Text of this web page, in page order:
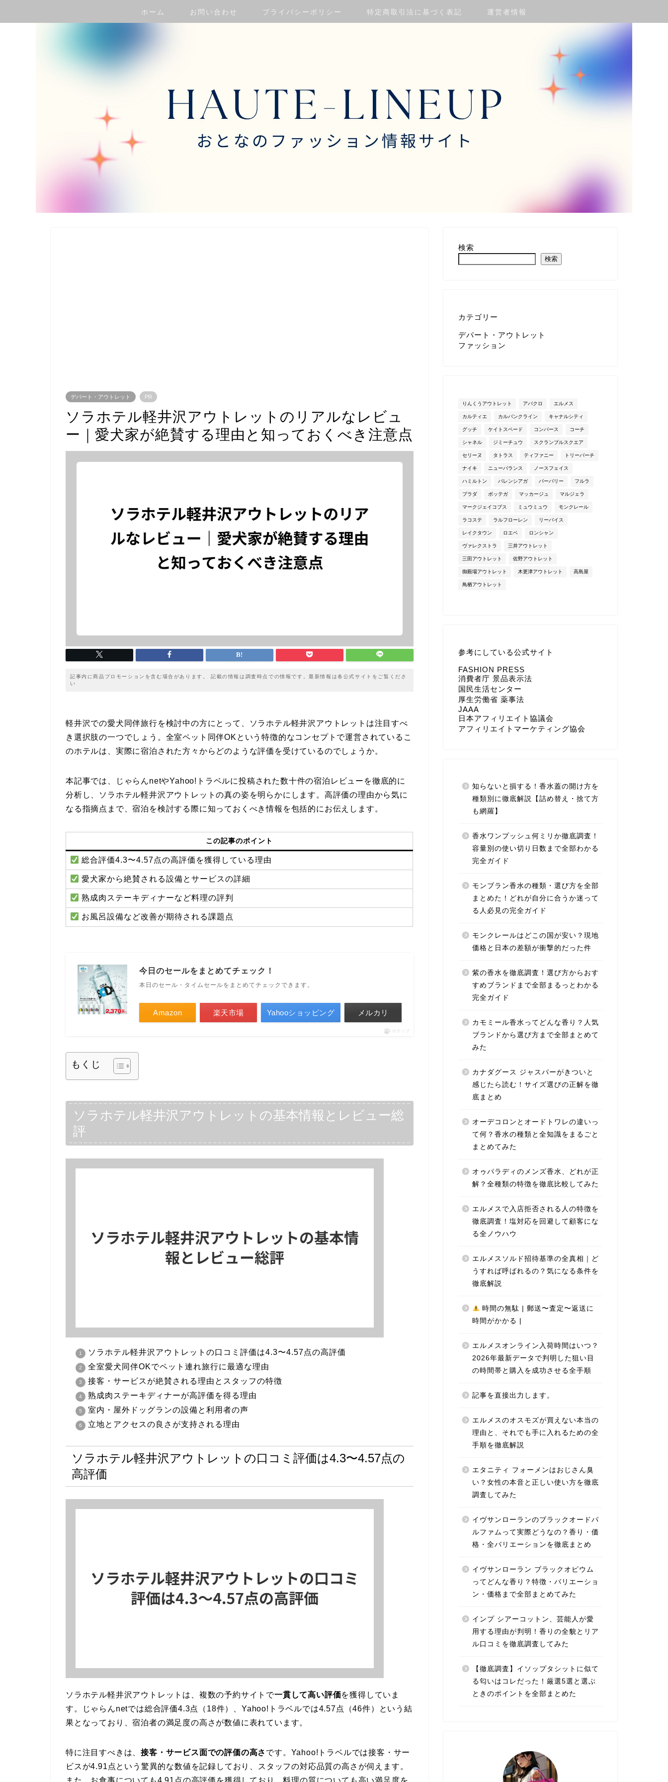
ホーム お問い合わせ プライバシーポリシー 特定商取引法に基づく表記 運営者情報
デパート・アウトレット PR
ソラホテル軽井沢アウトレットのリアルなレビュ
ー｜愛犬家が絶賛する理由と知っておくべき注意点
記事内に商品プロモーションを含む場合があります。 記載の情報は調査時点での情報です。最新情報は各公式サイトをご覧くださ
い
軽井沢での愛犬同伴旅行を検討中の方にとって、ソラホテル軽井沢アウトレットは注目すべ
き選択肢の一つでしょう。全室ペット同伴OKという特徴的なコンセプトで運営されているこ
のホテルは、実際に宿泊された方々からどのような評価を受けているのでしょうか。
本記事では、じゃらんnetやYahoo!トラベルに投稿された数十件の宿泊レビューを徹底的に
分析し、ソラホテル軽井沢アウトレットの真の姿を明らかにします。高評価の理由から気に
なる指摘点まで、宿泊を検討する際に知っておくべき情報を包括的にお伝えします。
この記事のポイント
総合評価4.3〜4.57点の高評価を獲得している理由
愛犬家から絶賛される設備とサービスの詳細
熟成肉ステーキディナーなど料理の評判
お風呂設備など改善が期待される課題点
今日のセールをまとめてチェック！
本日のセール・タイムセールをまとめてチェックできます。
Amazon 楽天市場 Yahooショッピング メルカリ
ポチップ
もくじ
ソラホテル軽井沢アウトレットの基本情報とレビュー総
評
ソラホテル軽井沢アウトレットの口コミ評価は4.3〜4.57点の高評価
全室愛犬同伴OKでペット連れ旅行に最適な理由
接客・サービスが絶賛される理由とスタッフの特徴
熟成肉ステーキディナーが高評価を得る理由
室内・屋外ドッグランの設備と利用者の声
立地とアクセスの良さが支持される理由
ソラホテル軽井沢アウトレットの口コミ評価は4.3〜4.57点の
高評価
ソラホテル軽井沢アウトレットは、複数の予約サイトで一貫して高い評価を獲得していま
す。じゃらんnetでは総合評価4.3点（18件）、Yahoo!トラベルでは4.57点（46件）という結
果となっており、宿泊者の満足度の高さが数値に表れています。
特に注目すべきは、接客・サービス面での評価の高さ です。Yahoo!トラベルでは接客・サー
ビスが4.91点という驚異的な数値を記録しており、スタッフの対応品質の高さが伺えます。
検索
検索
カテゴリー
デパート・アウトレット
ファッション
りんくうアウトレット アバクロ エルメス
カルティエ カルバンクライン キャナルシティ
グッチ ケイトスペード コンバース コーチ
シャネル ジミーチュウ スクランブルスクエア
セリーヌ タトラス ティファニー トリーバーチ
ナイキ ニューバランス ノースフェイス
ハミルトン バレンシアガ バーバリー フルラ
プラダ ボッテガ マッカージュ マルジェラ
マークジェイコブス ミュウミュウ モンクレール
ラコステ ラルフローレン リーバイス
レイクタウン ロエベ ロンシャン
ヴァレクストラ 三井アウトレット
三田アウトレット 佐野アウトレット
御殿場アウトレット 木更津アウトレット 高島屋
鳥栖アウトレット
参考にしている公式サイト
FASHION PRESS
消費者庁 景品表示法
国民生活センター
厚生労働省 薬事法
JAAA
日本アフィリエイト協議会
アフィリエイトマーケティング協会
知らないと損する！香水蓋の開け方を
種類別に徹底解説【詰め替え・捨て方
も網羅】
香水ワンプッシュ何ミリか徹底調査！
容量別の使い切り日数まで全部わかる
完全ガイド
モンブラン香水の種類・選び方を全部
まとめた！どれが自分に合うか迷って
る人必見の完全ガイド
モンクレールはどこの国が安い？現地
価格と日本の差額が衝撃的だった件
紫の香水を徹底調査！選び方からおす
すめブランドまで全部まるっとわかる
完全ガイド
カモミール香水ってどんな香り？人気
ブランドから選び方まで全部まとめて
みた
カナダグース ジャスパーがきついと
感じたら読む！サイズ選びの正解を徹
底まとめ
オーデコロンとオードトワレの違いっ
て何？香水の種類と全知識をまるごと
まとめてみた
オゥパラディのメンズ香水、どれが正
解？全種類の特徴を徹底比較してみた
エルメスで入店拒否される人の特徴を
徹底調査！塩対応を回避して顧客にな
る全ノウハウ
エルメスソルド招待基準の全真相｜ど
うすれば呼ばれるの？気になる条件を
徹底解説
時間の無駄 | 郵送〜査定〜返送に
時間がかかる |
エルメスオンライン入荷時間はいつ？
2026年最新データで判明した狙い目
の時間帯と購入を成功させる全手順
記事を直接出力します。
エルメスのオスモズが買えない本当の
理由と、それでも手に入れるための全
手順を徹底解説
エタニティ フォーメンはおじさん臭
い？女性の本音と正しい使い方を徹底
調査してみた
イヴサンローランのブラックオードパ
ルファムって実際どうなの？香り・価
格・全バリエーションを徹底まとめ
イヴサンローラン ブラックオピウム
ってどんな香り？特徴・バリエーショ
ン・価格まで全部まとめてみた
インプ シアーコットン、芸能人が愛
用する理由が判明！香りの全貌とリア
ル口コミを徹底調査してみた
【徹底調査】イソップタシットに似て
る匂いはコレだった！厳選5選と選ぶ
ときのポイントを全部まとめた